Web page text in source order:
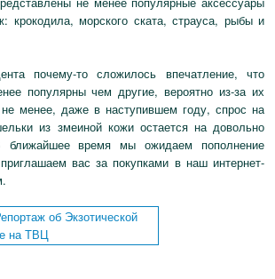
крокодила, морского ската, страуса, рыбы и
почему-то сложилось впечатление, что
популярны чем другие, вероятно из-за их
менее, даже в наступившем году, спрос на
из змеиной кожи остается на довольно
ближайшее время мы ожидаем пополнение
вас за покупками в наш интернет-